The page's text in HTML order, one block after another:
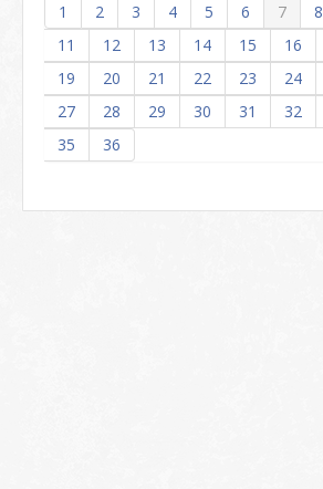
1 2 3 4 5 6 7 8
11
12 13 14 15 16
19
20 21 22 23 24
27
28 29 30 31 32
35
36